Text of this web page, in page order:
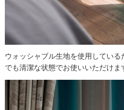
ウォッシャブル生地を使用してい
でも清潔な状態でお使いいただけま